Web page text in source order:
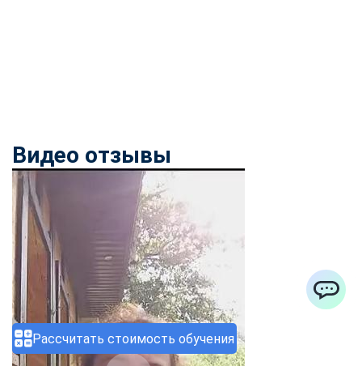
Рассчитать стоимость обучения
Видео отзывы
ChatApp